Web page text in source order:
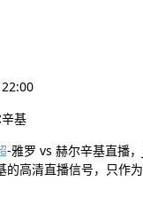
22:00
基
-雅罗 vs 赫尔辛基直播
高清直播信号，只作